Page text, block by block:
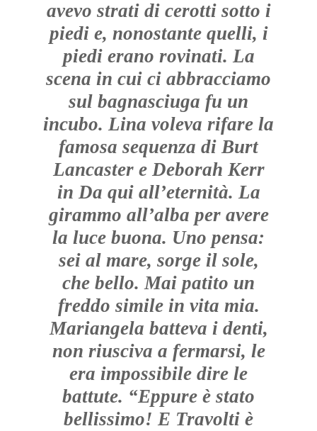
avevo strati di cerotti sotto i
piedi e, nonostante quelli, i
piedi erano rovinati. La
scena in cui ci abbracciamo
sul bagnasciuga fu un
incubo. Lina voleva rifare la
famosa sequenza di Burt
Lancaster e Deborah Kerr
in Da qui all’eternità. La
girammo all’alba per avere
la luce buona. Uno pensa:
sei al mare, sorge il sole,
che bello. Mai patito un
freddo simile in vita mia.
Mariangela batteva i denti,
non riusciva a fermarsi, le
era impossibile dire le
battute. “Eppure è stato
bellissimo! E Travolti è